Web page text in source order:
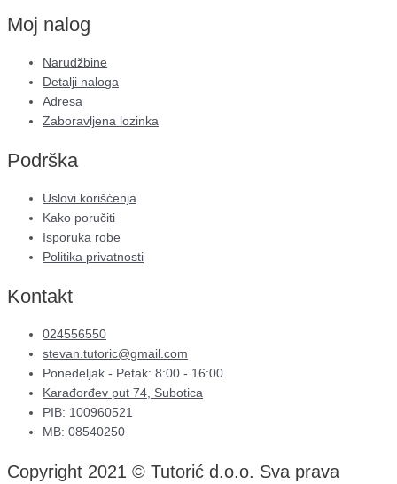
Moj nalog
Narudžbine
Detalji naloga
Adresa
Zaboravljena lozinka
Podrška
Uslovi korišćenja
Kako poručiti
Isporuka robe
Politika privatnosti
Kontakt
024556550
stevan.tutoric@gmail.com
Ponedeljak - Petak: 8:00 - 16:00
Karađorđev put 74, Subotica
PIB: 100960521
MB: 08540250
Copyright 2021 © Tutorić d.o.o. Sva prava